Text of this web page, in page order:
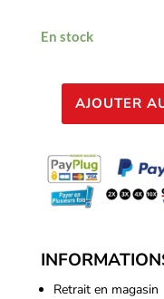
En stock
quantité
Secret
Jardin
120x120x198cm
AJOUTER
Retrait en magasin